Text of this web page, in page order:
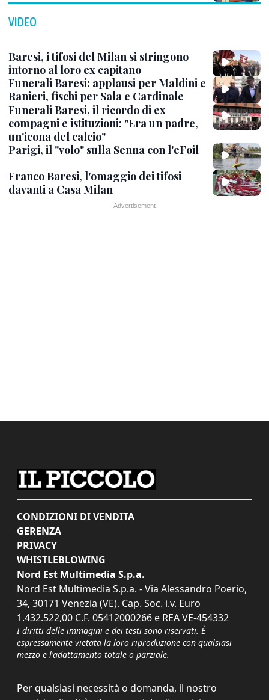
VIDEO
Baresi, i tifosi del Milan si stringono
intorno al loro ex capitano
Funerali Baresi: applausi per Maldini e
Ranieri, fischi per Sala e Cardinale
Funerali Baresi, il ricordo di ex
compagni e istituzioni: "Era un padre,
un'icona del calcio"
Parigi, il "volo" sulla Senna con l'eFoil
Franco Baresi, l'omaggio dei tifosi
davanti a Casa Milan
CONDIZIONI DI VENDITA
GERENZA
PRIVACY
WHISTLEBLOWING
Nord Est Multimedia S.p.a.
Nord Est Multimedia S.p.a. - Via Alessandro Poerio,
34, 30171 Venezia (VE). Cap. Soc. i.v. Euro
1.432.522,00 C.F. 05412000266 e REA VE-454332
I diritti delle immagini e dei testi sono riservati. È
espressamente vietata la loro riproduzione con qualsiasi
mezzo e l'adattamento totale o parziale.
Per qualsiasi necessità o domanda, il nostro